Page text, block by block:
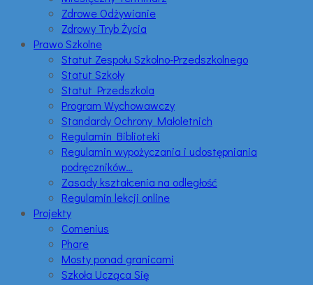
Zdrowe Odżywianie
Zdrowy Tryb Życia
Prawo Szkolne
Statut Zespołu Szkolno-Przedszkolnego
Statut Szkoły
Statut Przedszkola
Program Wychowawczy
Standardy Ochrony Małoletnich
Regulamin Biblioteki
Regulamin wypożyczania i udostępniania
podręczników…
Zasady kształcenia na odległość
Regulamin lekcji online
Projekty
Comenius
Phare
Mosty ponad granicami
Szkoła Ucząca Się